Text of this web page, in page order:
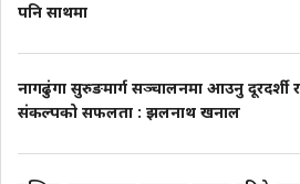
पनि साथमा
नागढुंगा सुरुङमार्ग सञ्चालनमा आउनु दूरदर्शी
संकल्पको सफलता : झलनाथ खनाल